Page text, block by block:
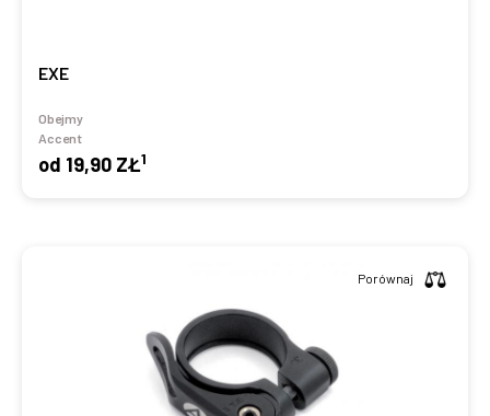
EXE
Obejmy
Accent
od 19,90 ZŁ1
Porównaj